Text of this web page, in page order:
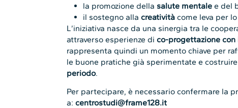
la promozione della salute mentale e del
il sostegno allacreatività come leva per
L’iniziativa nasce da una sinergia tra le
attraverso esperienze dico-progettazione con
rappresenta quindi un momento chiave per
le buone pratiche già sperimentate e costruire
periodo.
Per partecipare, è necessario confermare la
a:centrostudi@frame128.it